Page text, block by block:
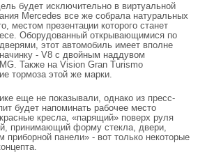
будет исключительно в виртуальной
Mercedes все же собрала натуральных
местом презентации которого станет
Оборудованный открывающимися по
этот автомобиль имеет вполне
- V8 с двойным наддувом
Также на Vision Gran Turismo
тормоза этой же марки.
еще не показывали, однако из пресс-
будет напоминать рабочее место
кресла, «парящий» поверх руля
принимающий форму стекла, двери,
панели» - вот только некоторые